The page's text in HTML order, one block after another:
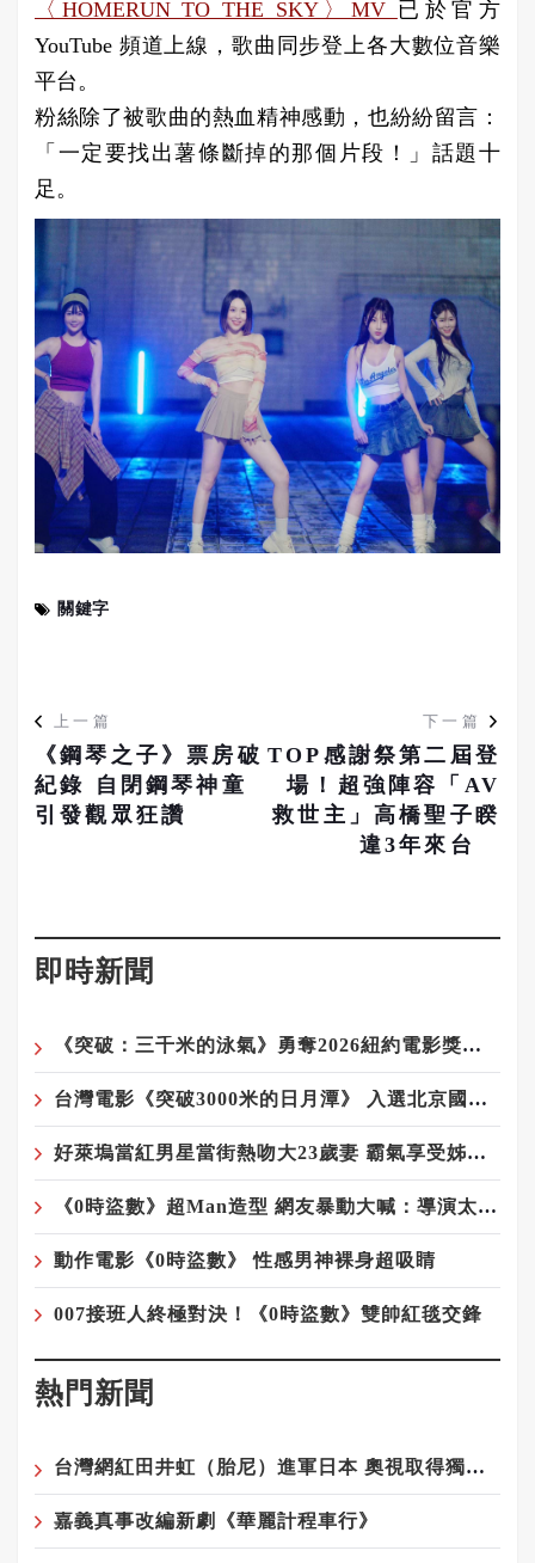
〈HOMERUN TO THE SKY〉MV 已於官方
YouTube 頻道上線，歌曲同步登上各大數位音樂
平台。
粉絲除了被歌曲的熱血精神感動，也紛紛留言：
「一定要找出薯條斷掉的那個片段！」話題十
足。
關鍵字
上一篇
《鋼琴之子》票房破
紀錄 自閉鋼琴神童
引發觀眾狂讚
下一篇
TOP感謝祭第二屆登
場！超強陣容「AV
救世主」高橋聖子睽
違3年來台
即時新聞
《突破：三千米的泳氣》勇奪2026紐約電影獎三冠王
台灣電影《突破3000米的日月潭》 入選北京國際電影節展映影片
好萊塢當紅男星當街熱吻大23歲妻 霸氣享受姊弟戀
《0時盜數》超Man造型 網友暴動大喊：導演太會賣男色
動作電影《0時盜數》 性感男神裸身超吸睛
007接班人終極對決！《0時盜數》雙帥紅毯交鋒
熱門新聞
台灣網紅田井虹（胎尼）進軍日本 奧視取得獨家授權 震撼曝光
嘉義真事改編新劇《華麗計程車行》